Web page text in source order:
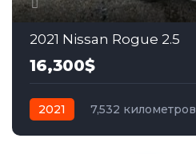
2021 Nissan Rogue 2.5
16,300$
2021 7,532 километров